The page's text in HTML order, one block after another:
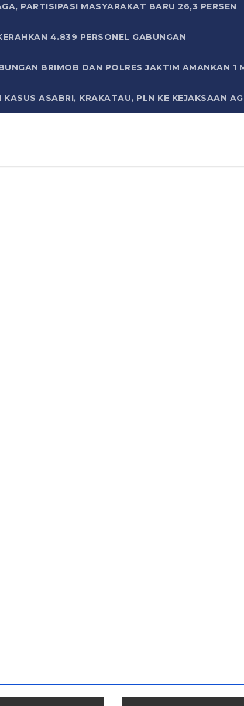
PARTISIPASI MASYARAKAT BARU 26,3 PERSEN
4.839 PERSONEL GABUNGAN
BRIMOB DAN POLRES JAKTIM AMANKAN 1
ASABRI, KRAKATAU, PLN KE KEJAKSAAN